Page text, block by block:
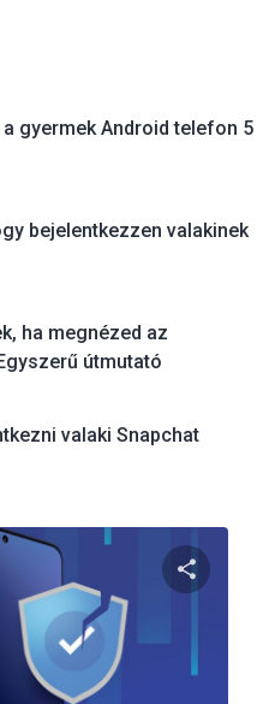
gyermek Android telefon 5
bejelentkezzen valakinek
ha megnézed az
útmutató
valaki Snapchat